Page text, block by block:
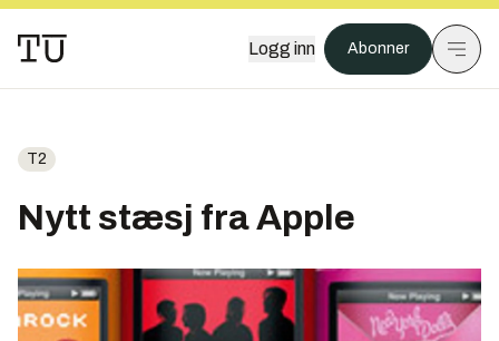
Logg inn Abonner
T2
Nytt stæsj fra Apple